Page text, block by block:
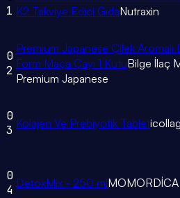
1 K2 Takviye Edici GıdaNutraxin
0
2
Premium Japanese Çilek
Form Maça Çayı 1 KutuBilge İlaç
Premium Japanese
0
3 Kolajen Ve Prebiyotik Tablet
0
4 DetoxMix - 250 mlMOMORDİCA